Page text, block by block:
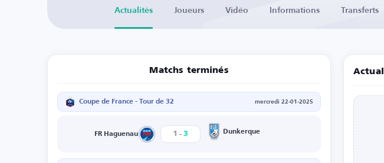
Actualités Joueurs Vidéo Informations Transferts
Matchs terminés
Coupe de France - Tour de 32 mercredi 22-01-2025
FR Haguenau 1 - 3 Dunkerque